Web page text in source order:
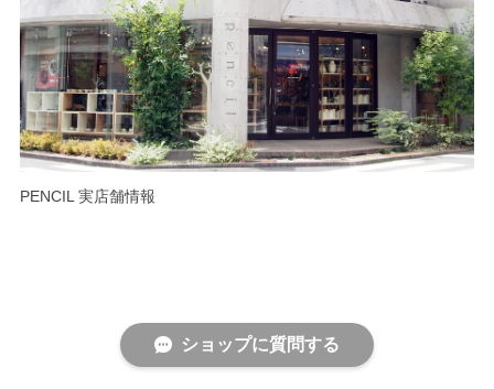
PENCIL 実店舗情報
ショップに質問する